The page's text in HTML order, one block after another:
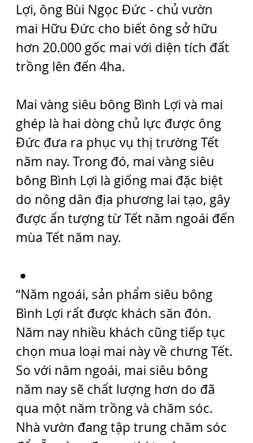
Lợi, ông Bùi Ngọc Đức - chủ vườn
mai Hữu Đức cho biết ông sở hữu
hơn 20.000 gốc mai với diện tích đất
trồng lên đến 4ha.
Mai vàng siêu bông Bình Lợi và mai
ghép là hai dòng chủ lực được ông
Đức đưa ra phục vụ thị trường Tết
năm nay. Trong đó, mai vàng siêu
bông Bình Lợi là giống mai đặc biệt
do nông dân địa phương lai tạo, gây
được ấn tượng từ Tết năm ngoái đến
mùa Tết năm nay.
“Năm ngoái, sản phẩm siêu bông
Bình Lợi rất được khách săn đón.
Năm nay nhiều khách cũng tiếp tục
chọn mua loại mai này về chưng Tết.
So với năm ngoái, mai siêu bông
năm nay sẽ chất lượng hơn do đã
qua một năm trồng và chăm sóc.
Nhà vườn đang tập trung chăm sóc